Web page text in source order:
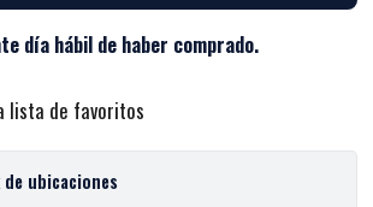
día hábil de haber comprado.
lista de favoritos
ubicaciones